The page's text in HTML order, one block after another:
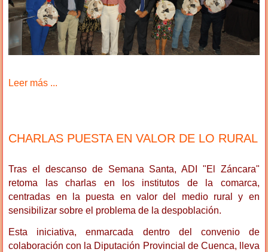
Leer más ...
CHARLAS PUESTA EN VALOR DE LO RURAL
Tras el descanso de Semana Santa, ADI "El Záncara"
retoma las charlas en los institutos de la comarca,
centradas en la puesta en valor del medio rural y en
sensibilizar sobre el problema de la despoblación.
Esta iniciativa, enmarcada dentro del convenio de
colaboración con la Diputación Provincial de Cuenca, lleva